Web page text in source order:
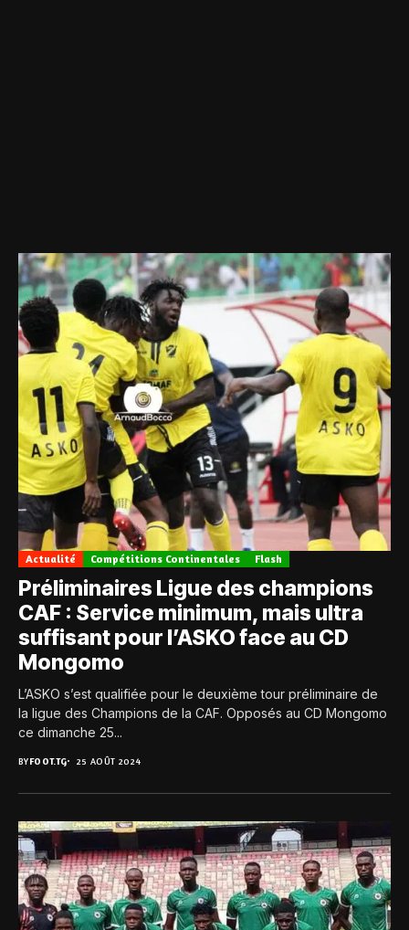
Actualité Compétitions Continentales Flash
Préliminaires Ligue des champions
CAF : Service minimum, mais ultra
suffisant pour l’ASKO face au CD
Mongomo
L’ASKO s’est qualifiée pour le deuxième tour préliminaire de
la ligue des Champions de la CAF. Opposés au CD Mongomo
ce dimanche 25...
BYFOOT.TG 25 AOÛT 2024